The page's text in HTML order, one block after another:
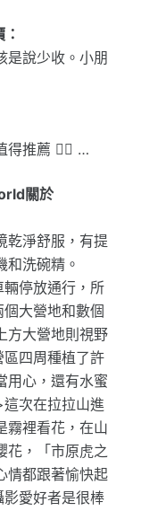
是說少收。小朋
推薦 👍🏻 …
關於
乾淨舒服，有提
和洗碗精。
停放通行，所
大營地和數個
方大營地則視野
四周種植了許
用心，還有水蜜
次在拉拉山進
霧裡看花，在山
花，「市原虎之
情都跟著愉快起
愛好者是很棒